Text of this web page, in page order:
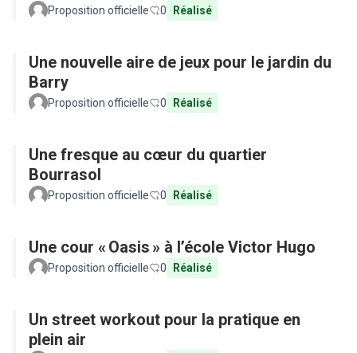
Proposition officielle 0 Réalisé
Une nouvelle aire de jeux pour le jardin du
Barry
Proposition officielle 0 Réalisé
Une fresque au cœur du quartier
Bourrasol
Proposition officielle 0 Réalisé
Une cour « Oasis » à l’école Victor Hugo
Proposition officielle 0 Réalisé
Un street workout pour la pratique en
plein air